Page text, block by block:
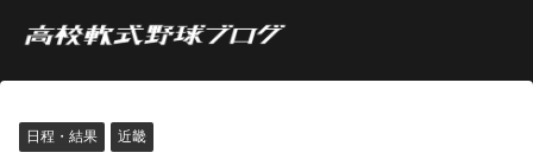
日程・結果 近畿